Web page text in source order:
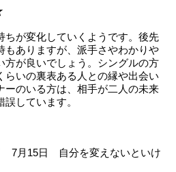
ちが変化していくようです。後先
もありますが、派手さやわかりや
方が良いでしょう。シングルの方
らいの裏表ある人との縁や出会い
ーのいる方は、相手が二人の未来
しています。
月15日 自分を変えないといけ